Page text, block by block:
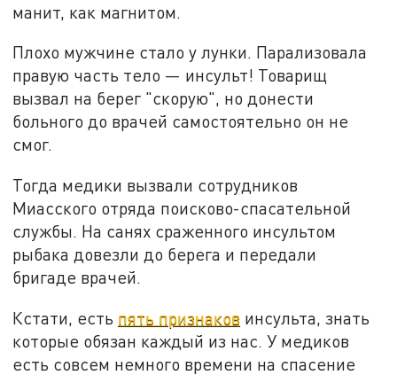
манит, как магнитом.
Плохо мужчине стало у лунки. Парализовала
правую часть тело — инсульт! Товарищ
вызвал на берег "скорую", но донести
больного до врачей самостоятельно он не
смог.
Тогда медики вызвали сотрудников
Миасского отряда поисково-спасательной
службы. На санях сраженного инсультом
рыбака довезли до берега и передали
бригаде врачей.
Кстати, есть пять признаков инсульта, знать
которые обязан каждый из нас. У медиков
есть совсем немного времени на спасение